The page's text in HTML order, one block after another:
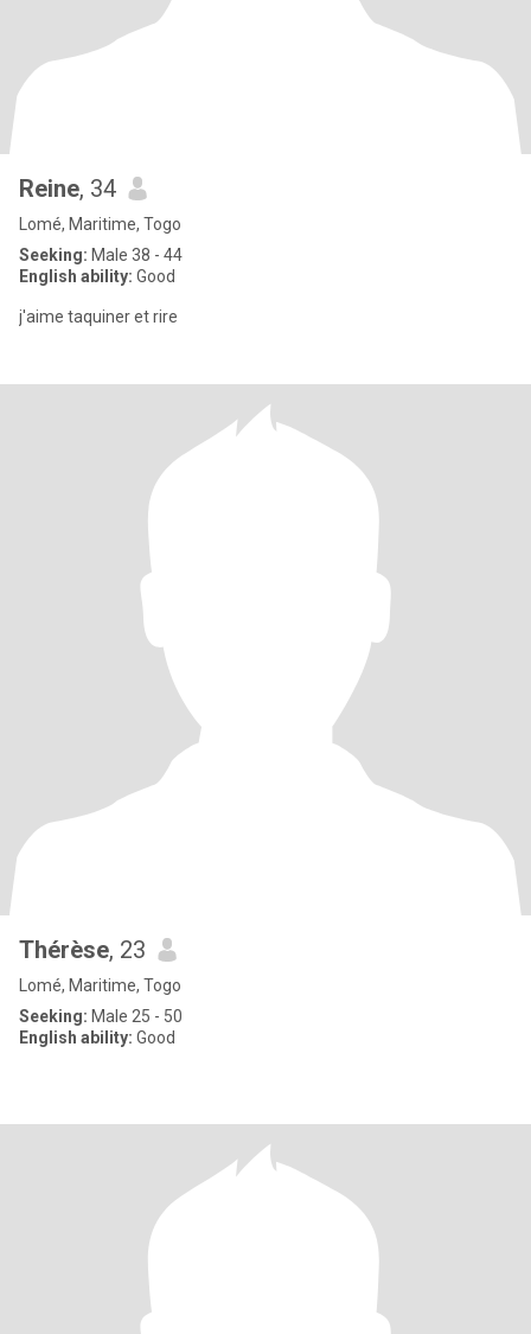
Reine, 34
Lomé, Maritime, Togo
Seeking: Male 38 - 44
English ability: Good
j'aime taquiner et rire
Thérèse, 23
Lomé, Maritime, Togo
Seeking: Male 25 - 50
English ability: Good